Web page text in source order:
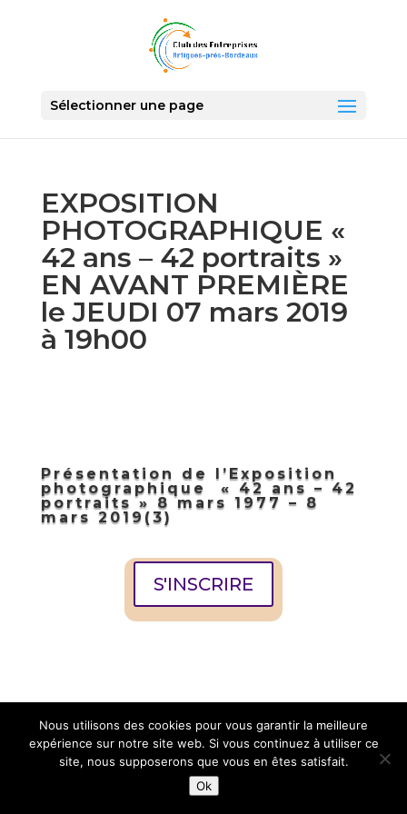
Sélectionner une page
EXPOSITION
PHOTOGRAPHIQUE «
42 ans – 42 portraits »
EN AVANT PREMIÈRE
le JEUDI 07 mars 2019
à 19h00
Présentation de l’Exposition
photographique « 42 ans – 42
portraits » 8 mars 1977 – 8
mars 2019(3)
S'INSCRIRE
© 2010-2026 Club des Entreprises Artigues-près-
bordeaux
Nous utilisons des cookies pour vous garantir la meilleure
expérience sur notre site web. Si vous continuez à utiliser ce
site, nous supposerons que vous en êtes satisfait.
Ok